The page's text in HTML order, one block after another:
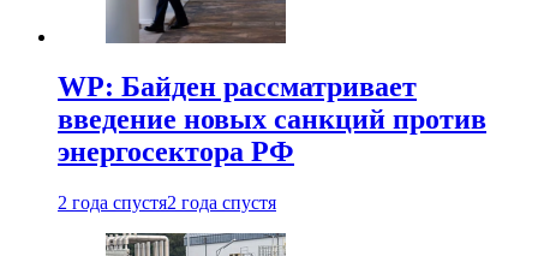
WP: Байден рассматривает
введение новых санкций против
энергосектора РФ
2 года спустя2 года спустя